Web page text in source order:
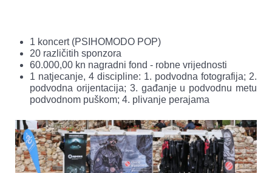
1 koncert (PSIHOMODO POP)
20 različitih sponzora
60.000,00 kn nagradni fond - robne vrijednosti
1 natjecanje, 4 discipline: 1. podvodna fotografija; 2.
podvodna orijentacija; 3. gađanje u podvodnu metu
podvodnom puškom; 4. plivanje perajama